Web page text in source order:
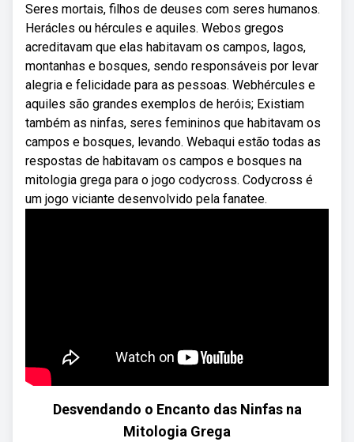
Seres mortais, filhos de deuses com seres humanos.
Herácles ou hércules e aquiles. Webos gregos
acreditavam que elas habitavam os campos, lagos,
montanhas e bosques, sendo responsáveis por levar
alegria e felicidade para as pessoas. Webhércules e
aquiles são grandes exemplos de heróis; Existiam
também as ninfas, seres femininos que habitavam os
campos e bosques, levando. Webaqui estão todas as
respostas de habitavam os campos e bosques na
mitologia grega para o jogo codycross. Codycross é
um jogo viciante desenvolvido pela fanatee.
Desvendando o Encanto das Ninfas na
Mitologia Grega